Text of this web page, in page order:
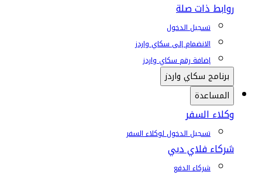
روابط ذات صلة
تسجيل الدخول
الانضمام إلى سكاي واردز
إضافة رقم سكاي واردز
برنامج سكاي واردز
المساعدة
وكلاء السفر
تسجيل الدخول لوكلاء السفر
شركاء فلاي دبي
شركاء الدفع